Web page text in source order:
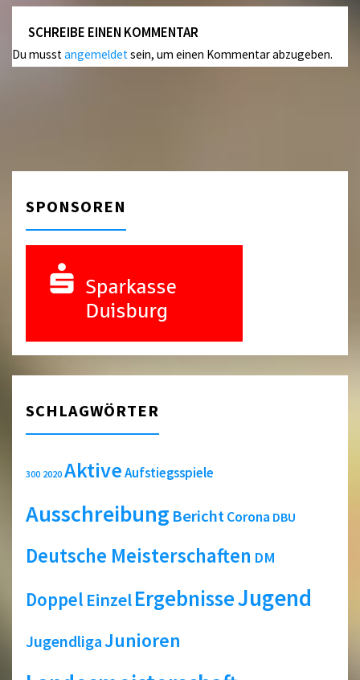
SCHREIBE EINEN KOMMENTAR
Du musstangemeldet sein, um einen Kommentar abzugeben.
SPONSOREN
SCHLAGWÖRTER
300 2020 AktiveAufstiegsspiele
Ausschreibung BerichtCorona DBU
Deutsche Meisterschaften DM
Doppel EinzelErgebnisseJugend
JugendligaJunioren